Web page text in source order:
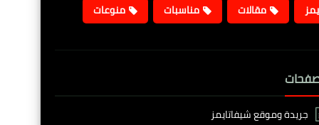
مقالات مناسبات منوعات
جريدة وموقع شيفاتايمز